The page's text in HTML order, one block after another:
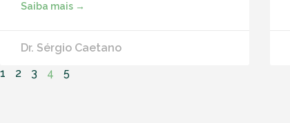
Saiba mais →
Dr. Sérgio Caetano
1
2 3 4 5